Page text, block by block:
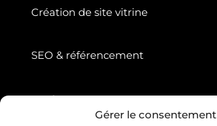
Gérer le consentement
Création de site vitrine
SEO & référencement
Suivez nous